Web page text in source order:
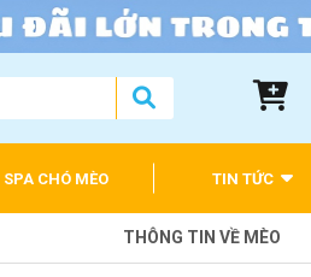
SPA CHÓ MÈO TIN TỨC
THÔNG TIN VỀ MÈO